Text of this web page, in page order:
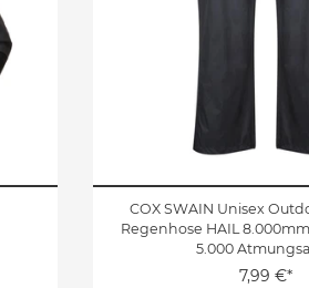
COX SWAIN Unisex
Regenhose HAIL
5.000
7,99 €*